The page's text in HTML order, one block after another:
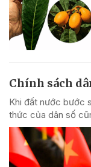
Chính sách
Khi đất nước bước
thức của dân số